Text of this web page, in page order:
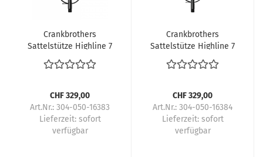
Crankbrothers
Sattelstütze Highline 7
CHF 329,00
Art.Nr.: 304-050-16383
Lieferzeit: sofort
verfügbar
Crankbrothers
Sattelstütze Highline 7
CHF 329,00
Art.Nr.: 304-050-16384
Lieferzeit: sofort
verfügbar